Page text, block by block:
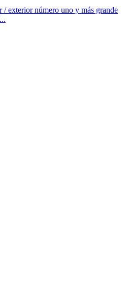
/ exterior número uno y más grande